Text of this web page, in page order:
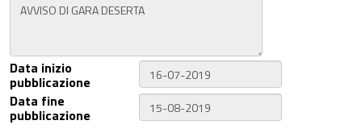
Data inizio
pubblicazione
Data fine
pubblicazione